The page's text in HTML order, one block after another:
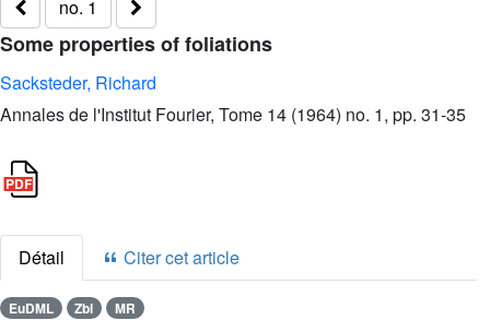
no. 1
Some properties of foliations
Sacksteder, Richard
Annales de l'Institut Fourier, Tome 14 (1964) no. 1, pp. 31-35
Détail Citer cet article
EuDML Zbl MR